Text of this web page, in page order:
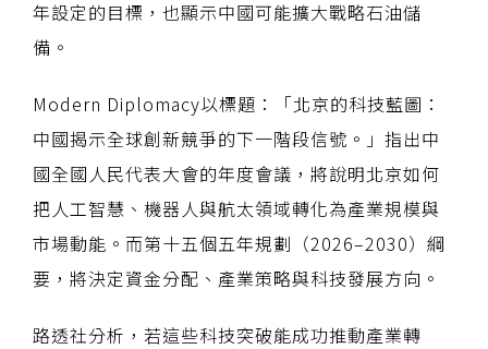
年設定的目標，也顯示中國可能擴大戰略石油儲
備。
Modern Diplomacy以標題：「北京的科技藍圖：
中國揭示全球創新競爭的下一階段信號。」指出中
國全國人民代表大會的年度會議，將說明北京如何
把人工智慧、機器人與航太領域轉化為產業規模與
市場動能。而第十五個五年規劃（2026–2030）綱
要，將決定資金分配、產業策略與科技發展方向。
路透社分析，若這些科技突破能成功推動產業轉